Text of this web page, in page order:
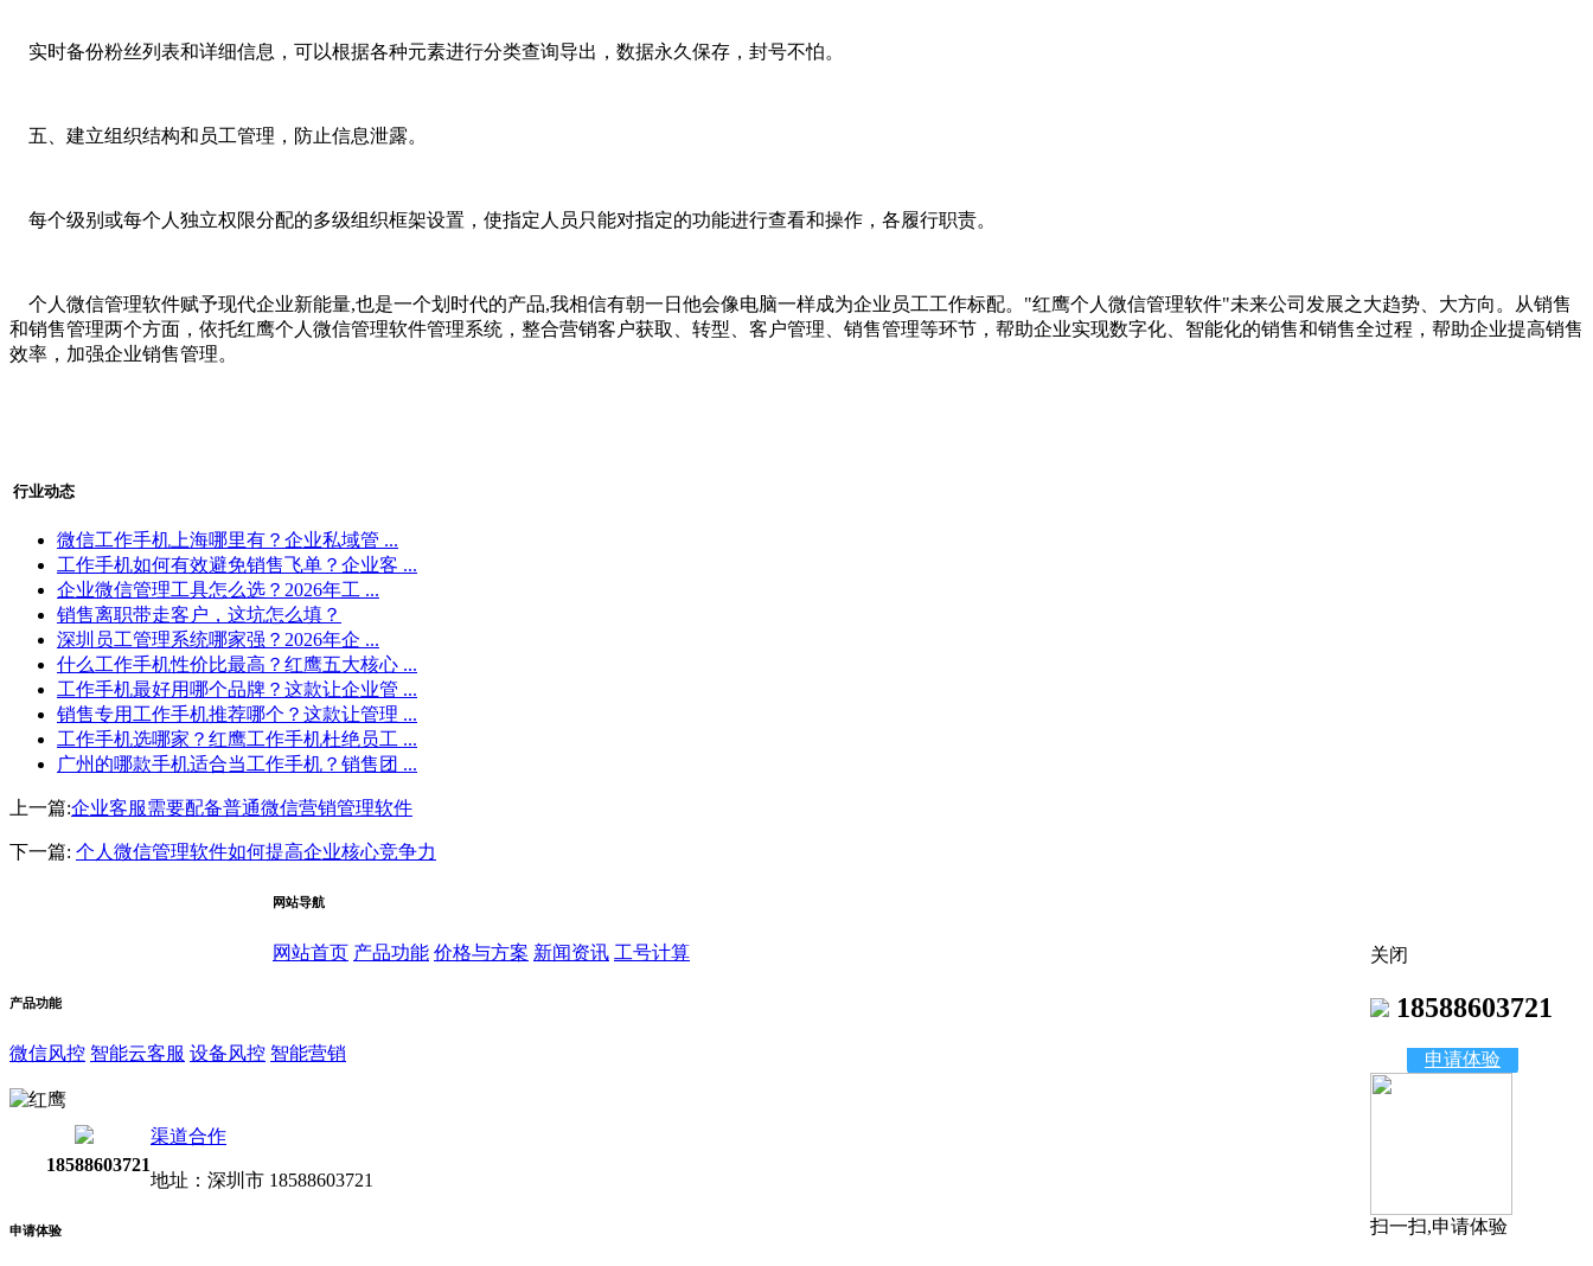
实时备份粉丝列表和详细信息，可以根据各种元素进行分类查询导出，数据永久保存，封号不怕。
五、建立组织结构和员工管理，防止信息泄露。
每个级别或每个人独立权限分配的多级组织框架设置，使指定人员只能对指定的功能进行查看和操作，各履行职责。
个人微信管理软件赋予现代企业新能量,也是一个划时代的产品,我相信有朝一日他会像电脑一样成为企业员工工作标配。"红鹰个人微信管理软件"未来公司发展之大趋势、大方向。从销售
和销售管理两个方面，依托红鹰个人微信管理软件管理系统，整合营销客户获取、转型、客户管理、销售管理等环节，帮助企业实现数字化、智能化的销售和销售全过程，帮助企业提高销售
效率，加强企业销售管理。
行业动态
微信工作手机上海哪里有？企业私域管 ...
工作手机如何有效避免销售飞单？企业客 ...
企业微信管理工具怎么选？2026年工 ...
销售离职带走客户，这坑怎么填？
深圳员工管理系统哪家强？2026年企 ...
什么工作手机性价比最高？红鹰五大核心 ...
工作手机最好用哪个品牌？这款让企业管 ...
销售专用工作手机推荐哪个？这款让管理 ...
工作手机选哪家？红鹰工作手机杜绝员工 ...
广州的哪款手机适合当工作手机？销售团 ...
上一篇:企业客服需要配备普通微信营销管理软件
下一篇: 个人微信管理软件如何提高企业核心竞争力
网站导航
网站首页 产品功能 价格与方案 新闻资讯 工号计算
产品功能
微信风控 智能云客服 设备风控 智能营销
18588603721
渠道合作
地址：深圳市 18588603721
申请体验
关闭
18588603721
申请体验
扫一扫,申请体验